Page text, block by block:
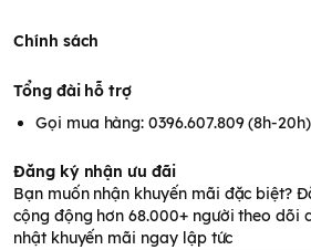
Chính sách
Tổng đài hỗ trợ
Gọi mua hàng: 0396.607.809 (8h-20h)
Đăng ký nhận ưu đãi
Bạn muốn nhận khuyến mãi đặc biệt?
cộng động hơn 68.000+ người theo dõi
nhật khuyến mãi ngay lập tức